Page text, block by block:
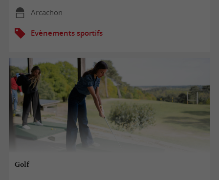
Arcachon
Evènements sportifs
Golf